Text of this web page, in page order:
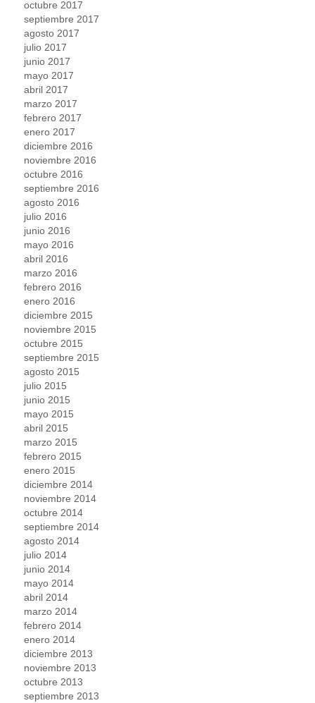
octubre 2017
septiembre 2017
agosto 2017
julio 2017
junio 2017
mayo 2017
abril 2017
marzo 2017
febrero 2017
enero 2017
diciembre 2016
noviembre 2016
octubre 2016
septiembre 2016
agosto 2016
julio 2016
junio 2016
mayo 2016
abril 2016
marzo 2016
febrero 2016
enero 2016
diciembre 2015
noviembre 2015
octubre 2015
septiembre 2015
agosto 2015
julio 2015
junio 2015
mayo 2015
abril 2015
marzo 2015
febrero 2015
enero 2015
diciembre 2014
noviembre 2014
octubre 2014
septiembre 2014
agosto 2014
julio 2014
junio 2014
mayo 2014
abril 2014
marzo 2014
febrero 2014
enero 2014
diciembre 2013
noviembre 2013
octubre 2013
septiembre 2013